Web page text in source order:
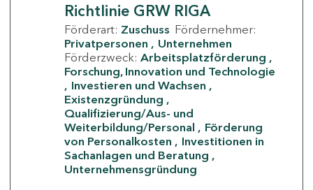
Richtlinie GRW RIGA
Förderart: Zuschuss Fördernehmer:
Privatpersonen
Unternehmen
Förderzweck: Arbeitsplatzförderung
Forschung, Innovation und Technologie
Investieren und Wachsen
Existenzgründung
Qualifizierung/Aus- und
Weiterbildung/Personal
Förderung
von Personalkosten
Investitionen in
Sachanlagen und Beratung
Unternehmensgründung